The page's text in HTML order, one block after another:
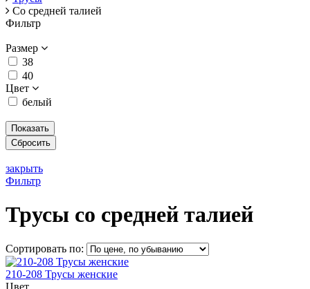
Со средней талией
Фильтр
Размер
38
40
Цвет
белый
закрыть
Фильтр
Трусы со средней талией
Сортировать по:
210-208 Трусы женские
Цвет